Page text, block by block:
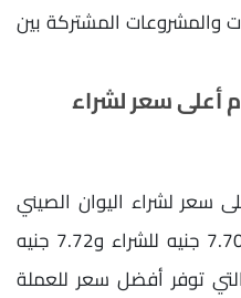
والمشروعات المشتركة بين
أعلى سعر لشراء
سعر لشراء اليوان الصيني
خلال تعاملات اليوم، حيث بلغ 7.70 جنيه للشراء و7.72 جنيه
توفر أفضل سعر للعملة